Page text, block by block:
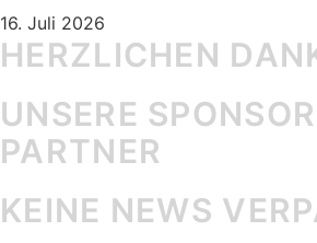
16. Juli 2026
HERZLICHEN
UNSERE
PARTNER
KEINE NEWS